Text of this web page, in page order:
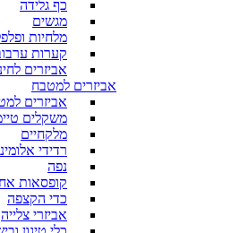
כף גלידה
מגשים
מלחיות
קערות
אביזרים
אביזרים למטבח
אביזרים
משקלים
מלקחיים
רדידי
נפה
קופסאות
כדי הקצפה
אביזרי צלייה